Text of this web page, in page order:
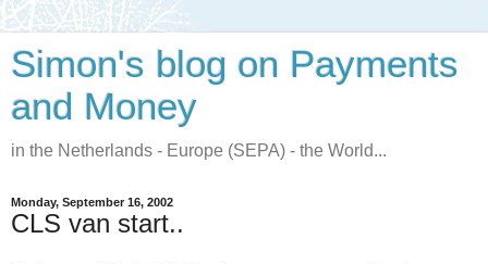
Simon's blog on Payments
and Money
in the Netherlands - Europe (SEPA) - the World...
Monday, September 16, 2002
CLS van start..